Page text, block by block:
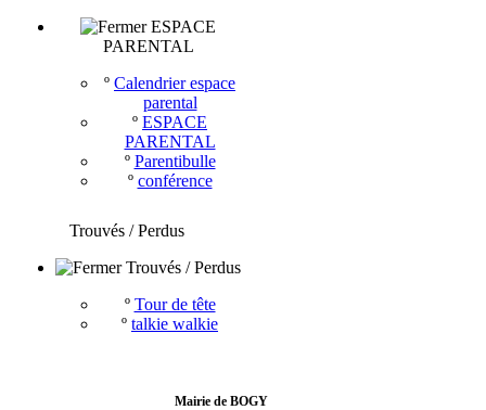
ESPACE
PARENTAL
º Calendrier espace
parental
º ESPACE
PARENTAL
º Parentibulle
º conférence
Trouvés / Perdus
Trouvés / Perdus
º Tour de tête
º talkie walkie
Mairie de BOGY